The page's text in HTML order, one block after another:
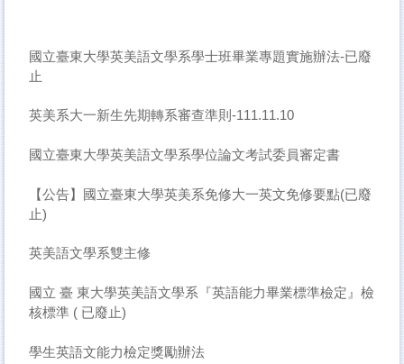
國立臺東大學英美語文學系學士班畢業專題實施辦法-已廢
止
英美系大一新生先期轉系審查準則-111.11.10
國立臺東大學英美語文學系學位論文考試委員審定書
【公告】國立臺東大學英美系免修大一英文免修要點(已廢
止)
英美語文學系雙主修
國立 臺 東大學英美語文學系『英語能力畢業標準檢定』檢
核標準 ( 已廢止)
學生英語文能力檢定獎勵辦法